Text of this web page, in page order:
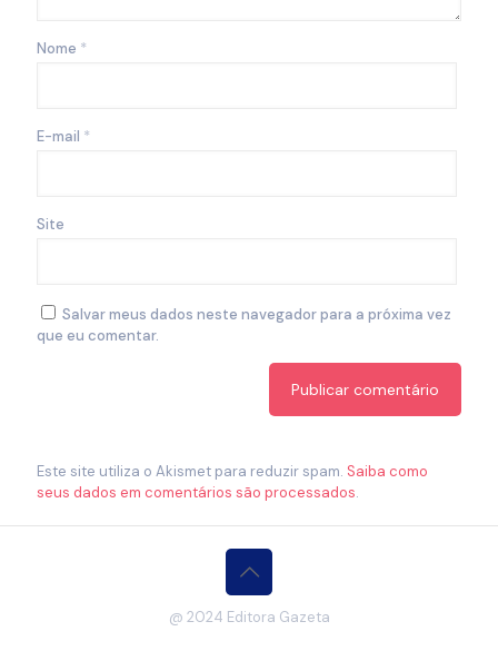
Nome *
E-mail *
Site
Salvar meus dados neste navegador para a próxima vez
que eu comentar.
Este site utiliza o Akismet para reduzir spam. Saiba como
seus dados em comentários são processados.
@ 2024 Editora Gazeta